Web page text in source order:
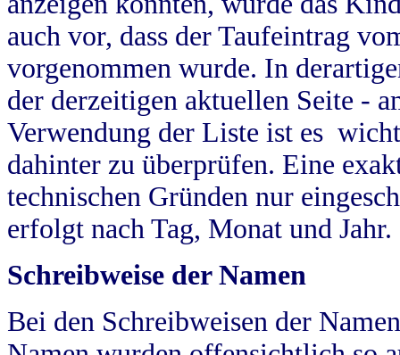
auch vor, dass der Taufeintrag
vorgenommen wurde. In
der derzeitigen aktuellen Seite -
Verwendung der Liste ist es
dahinter zu überprüfen. Eine
technischen Gründen nur
erfolgt nach Tag, Monat und Jahr.
Schreibweise der Namen
Bei den Schreibweisen der